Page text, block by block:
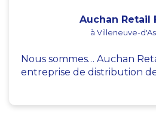
Auchan Retail
à Villeneuve-
Nous sommes… Auchan
entreprise de distribution